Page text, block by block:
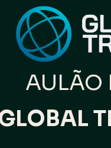
AULÃO